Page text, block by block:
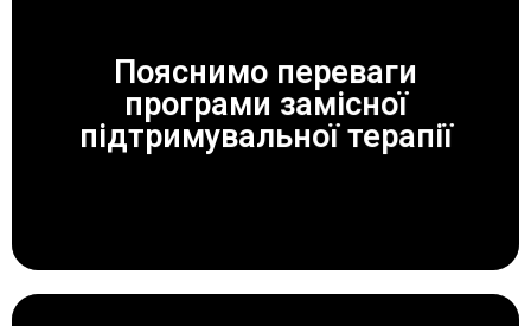
Пояснимо переваги
програми замісної
підтримувальної терапії
ЗАВЖДИ ДОПОМОЖЕМО!